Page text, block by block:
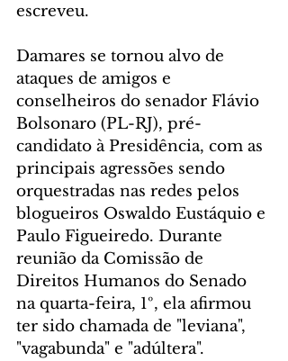
escreveu.
Damares se tornou alvo de
ataques de amigos e
conselheiros do senador Flávio
Bolsonaro (PL-RJ), pré-
candidato à Presidência, com as
principais agressões sendo
orquestradas nas redes pelos
blogueiros Oswaldo Eustáquio e
Paulo Figueiredo. Durante
reunião da Comissão de
Direitos Humanos do Senado
na quarta-feira, 1º, ela afirmou
ter sido chamada de "leviana",
"vagabunda" e "adúltera".